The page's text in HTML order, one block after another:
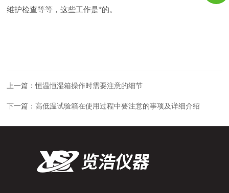
维护检查等等，这些工作是*的。
上一篇：恒温恒湿箱操作时需要注意的细节
下一篇：高低温试验箱在使用过程中要注意的事项及详细介绍